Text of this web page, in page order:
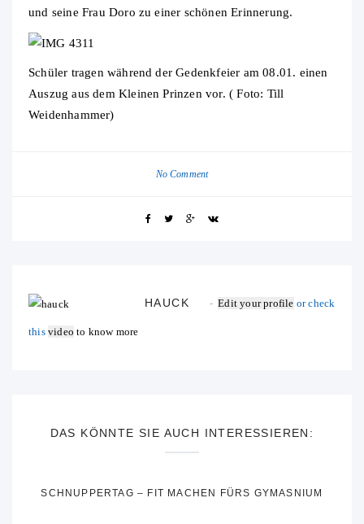
und seine Frau Doro zu einer schönen Erinnerung.
Schüler tragen während der Gedenkfeier am 08.01. einen
Auszug aus dem Kleinen Prinzen vor. ( Foto: Till
Weidenhammer)
No Comment
HAUCK Edit your profile or check
this video to know more
DAS KÖNNTE SIE AUCH INTERESSIEREN:
SCHNUPPERTAG – FIT MACHEN FÜRS GYMASNIUM